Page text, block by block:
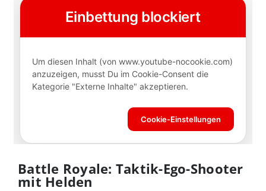
Battle Royale: Taktik-Ego-Shooter
mit Helden